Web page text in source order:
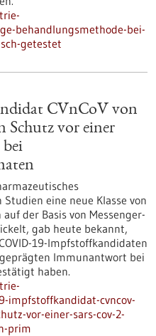
behandlungsmethode-bei-
getestet
CVnCoV von
Schutz vor einer
eine neue Klasse von
der Basis von Messenger-
gab heute bekannt,
19-Impfstoffkandidaten
Immunantwort bei
haben.
impfstoffkandidat-cvncov-
vor-einer-sars-cov-2-
prim